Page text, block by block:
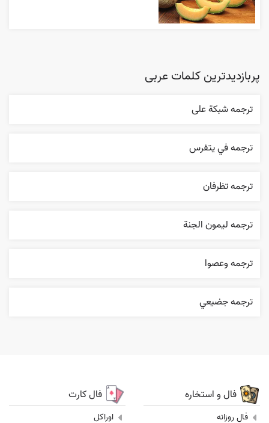
پربازدیدترین کلمات عربی
ترجمه شبکة علی
ترجمه في يتفرس
ترجمه تظرفان
ترجمه ليمون الجنة
ترجمه وعصوا
ترجمه جضيعي
فال و استخاره
فال روزانه
فال کارت
اوراکل